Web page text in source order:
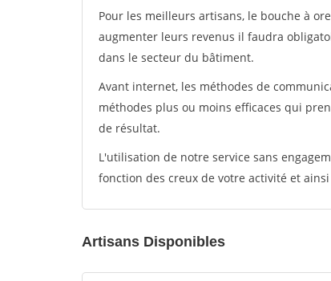
Pour les meilleurs artisans, le bouche à
augmenter leurs revenus il faudra
dans le secteur du bâtiment.
Avant internet, les méthodes de
méthodes plus ou moins efficaces qui
de résultat.
L'utilisation de notre service sans
fonction des creux de votre activité et
Artisans Disponibles